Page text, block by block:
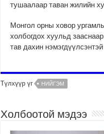
тушаалаар таван жилийн
Монгол орны ховор
холбогдох хуульд
тав дахин
Түлхүүр үг НИЙГЭМ
Холбоотой мэдээ